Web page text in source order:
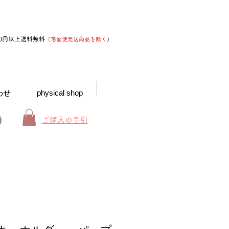
以上送料無料 （宅配便発送商品を除く ）
せ physical shop
ご購入の手引